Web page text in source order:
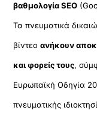
βαθμολογία SEO
Τα πνευματικά
βίντεοανήκουν
και φορείς τους,
Ευρωπαϊκή Οδηγία
πνευματικής